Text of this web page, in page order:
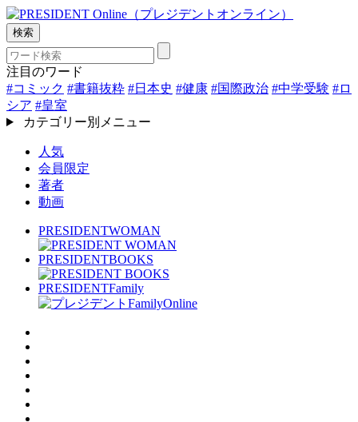
検索
注目のワード
#コミック #書籍抜粋 #日本史 #健康 #国際政治 #中学受験 #ロ
シア #皇室
カテゴリー別メニュー
人気
会員限定
著者
動画
PRESIDENTWOMAN
PRESIDENTBOOKS
PRESIDENTFamily